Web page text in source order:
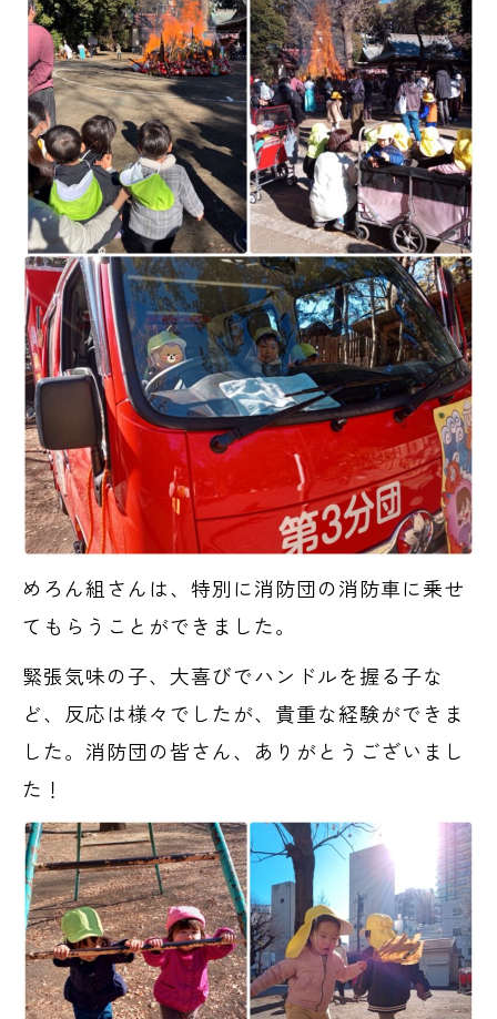
めろん組さんは、特別に消防団の消防車に乗せ
てもらうことができました。
緊張気味の子、大喜びでハンドルを握る子な
ど、反応は様々でしたが、貴重な経験ができま
した。消防団の皆さん、ありがとうございまし
た！